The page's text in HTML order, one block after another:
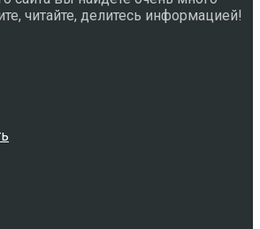
читайте, делитесь информацией!